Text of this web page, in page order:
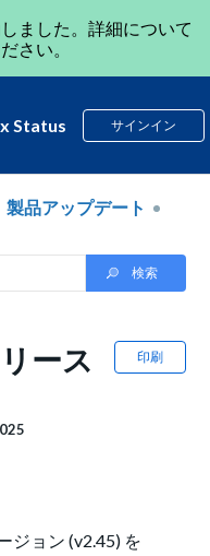
ました。詳細について
さい。
Status サインイン
製品アップデート
印刷
ース
ジョン (v2.45) を